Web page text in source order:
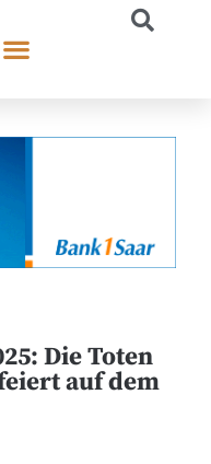
Die Toten
auf dem